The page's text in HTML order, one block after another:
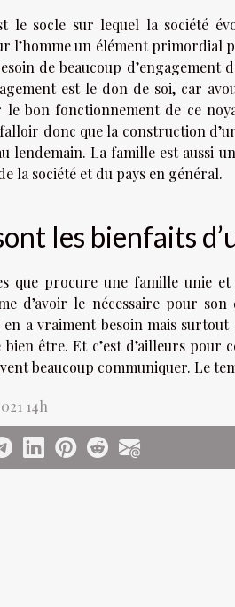
le socle sur lequel la société
l’homme un élément primordial
de beaucoup
est le don de soi, car
bon fonctionnement de ce
donc que la construction
lendemain. La famille est aussi
la société et du pays en général.
les bienfaits
que procure une famille unie
d’avoir le nécessaire pour
en a vraiment besoin mais
être. Et c’est d’ailleurs
beaucoup communiquer. Le
14h